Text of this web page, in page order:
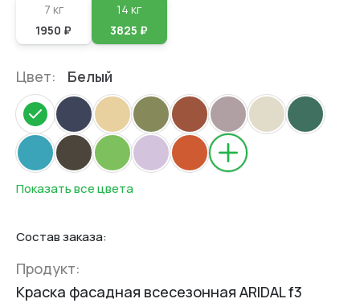
7 кг
1950 ₽
14 кг
3825 ₽
Цвет: Белый
Показать все цвета
Состав заказа:
Продукт:
Краска фасадная всесезонная ARIDAL f3